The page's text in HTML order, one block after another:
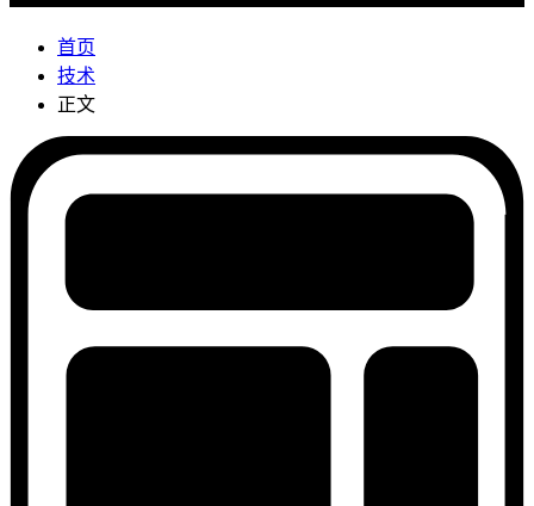
首页
技术
正文